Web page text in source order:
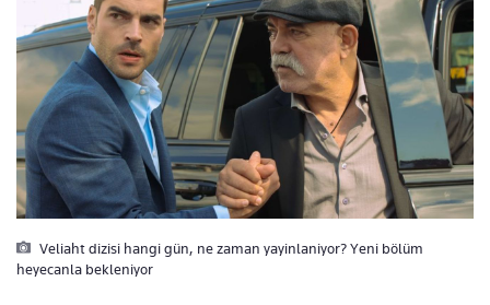
Veliaht dizisi hangi gün, ne zaman yayinlaniyor? Yeni bölüm
heyecanla bekleniyor